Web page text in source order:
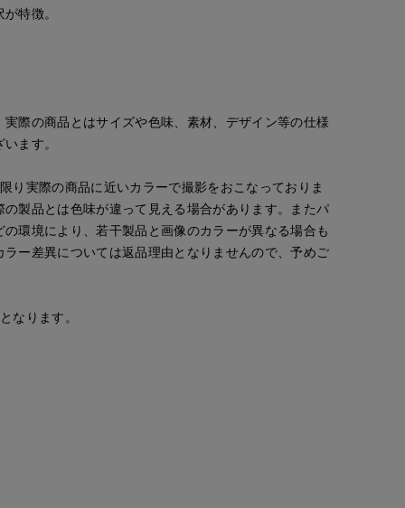
特徴。
際の商品とはサイズや色味、素材、デザイン等の仕様
ます。
り実際の商品に近いカラーで撮影をおこなっておりま
製品とは色味が違って見える場合があります。またパ
環境により、若干製品と画像のカラーが異なる場合も
ラー差異については返品理由となりませんので、予めご
なります。